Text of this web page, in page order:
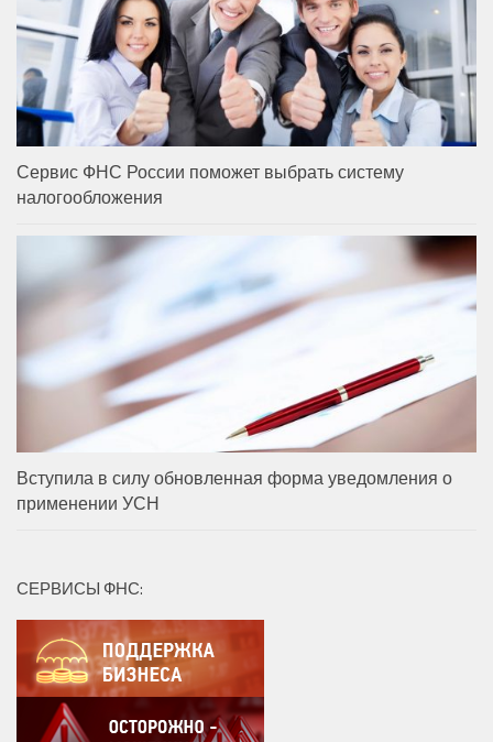
Сервис ФНС России поможет выбрать систему
налогообложения
Вступила в силу обновленная форма уведомления о
применении УСН
СЕРВИСЫ ФНС: